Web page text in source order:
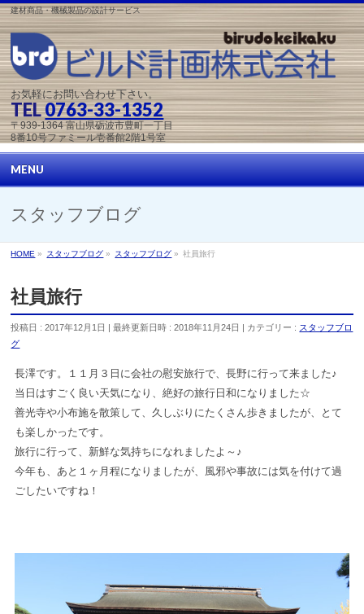
建材商品・機械製品の設計サービス
お気軽にお問い合わせ下さい。
TEL0763-33-1352
〒939-1364 富山県砺波市豊町一丁目
8番10号ファミール壱番館2階1号室
MENU
スタッフブログ
HOME » スタッフブログ » スタッフブログ » 社員旅行
社員旅行
投稿日 : 2017年12月1日 最終更新日時 : 2018年11月24日 カテゴリー : スタッフブロ
グ
長澤です。１１月３日に会社の慰安旅行で、長野に行って来ました♪
当日はすごく良い天気になり、絶好の旅行日和になりました☆
善光寺や小布施を散策して、久しぶりにたくさん歩きましたが、とて
も楽しかったです。
旅行に行って、新鮮な気持ちになれましたよ～♪
今年も、あと１ヶ月程になりましたが、風邪や事故には気を付けて過
ごしたいですね！